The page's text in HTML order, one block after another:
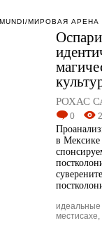
MUNDI/МИРОВАЯ АРЕНА
РОХАС
0
в
идеальные
местисахе,